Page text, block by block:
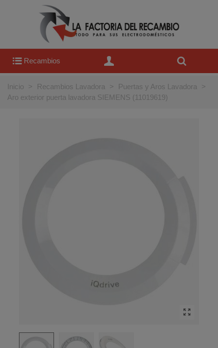
Recambios
Inicio > Recambios Lavadora > Puertas y Aros Lavadora
>
Aro exterior puerta lavadora SIEMENS (11019619)